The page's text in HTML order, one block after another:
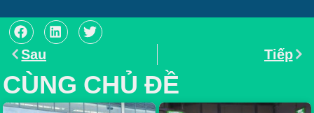
Sau Tiếp
CÙNG CHỦ ĐỀ